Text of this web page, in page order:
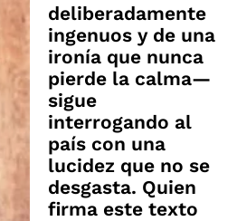
deliberadamente
ingenuos y de una
ironía que nunca
pierde la calma—
sigue
interrogando al
país con una
lucidez que no se
desgasta. Quien
firma este texto